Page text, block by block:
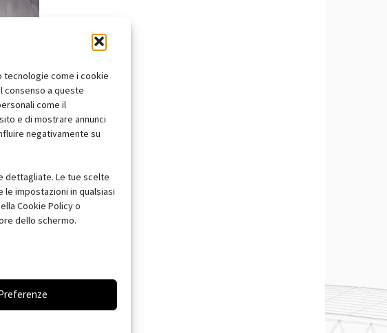
tecnologie come i cookie
consenso a queste
come il
e di mostrare annunci
negativamente su
dettagliate. Le tue scelte
impostazioni in qualsiasi
Cookie Policy o
dello schermo.